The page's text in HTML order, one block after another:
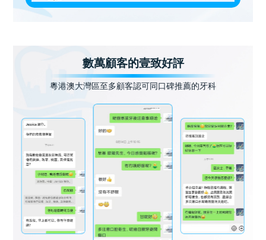
數萬顧客的壹致好評
粵港澳大灣區至多顧客認可同口碑推薦的牙科